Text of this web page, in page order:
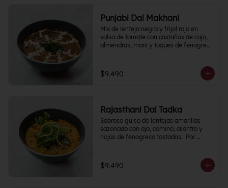
Punjabi Dal Makhani
Mix de lenteja negra y frijol rojo en
salsa de tomate con castañas de cajú,
almendras, maní y toques de fenogreco
$9.490
Rajasthani Dal Tadka
Sabroso guiso de lentejas amarillas
sazonado con ajo, comino, cilantro y
hojas de fenogreco tostadas.  Por
$9.490